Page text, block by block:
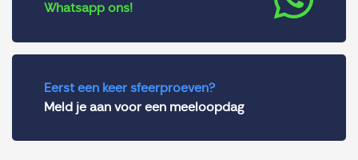
Whatsapp ons!
Eerst een keer sfeerproeven?
Meld je aan voor een meeloopdag